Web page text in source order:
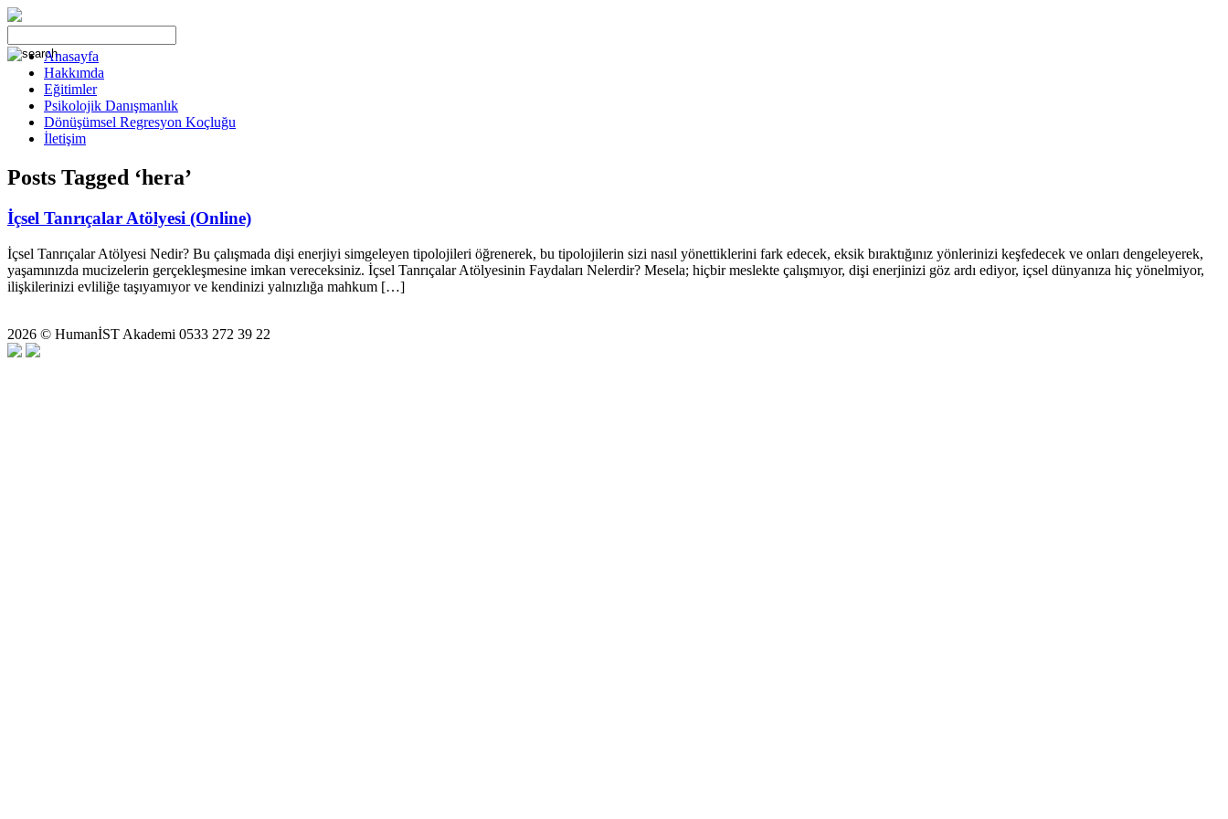
Anasayfa
Hakkımda
Eğitimler
Psikolojik Danışmanlık
Dönüşümsel Regresyon Koçluğu
İletişim
Posts Tagged ‘hera’
İçsel Tanrıçalar Atölyesi (Online)
İçsel Tanrıçalar Atölyesi Nedir? Bu çalışmada dişi enerjiyi simgeleyen tipolojileri öğrenerek, bu tipolojilerin sizi nasıl yönettiklerini fark edecek, eksik bıraktığınız yönlerinizi keşfedecek ve onları dengeleyerek,
yaşamınızda mucizelerin gerçekleşmesine imkan vereceksiniz. İçsel Tanrıçalar Atölyesinin Faydaları Nelerdir? Mesela; hiçbir meslekte çalışmıyor, dişi enerjinizi göz ardı ediyor, içsel dünyanıza hiç yönelmiyor,
ilişkilerinizi evliliğe taşıyamıyor ve kendinizi yalnızlığa mahkum […]
2026 © HumanİST Akademi 0533 272 39 22